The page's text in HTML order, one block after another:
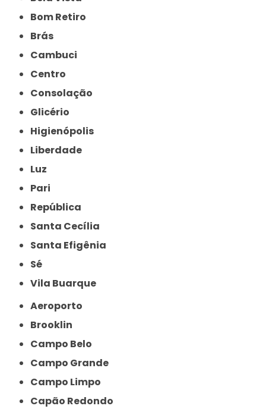
Bom Retiro
Brás
Cambuci
Centro
Consolação
Glicério
Higienópolis
Liberdade
Luz
Pari
República
Santa Cecília
Santa Efigênia
Sé
Vila Buarque
Aeroporto
Brooklin
Campo Belo
Campo Grande
Campo Limpo
Capão Redondo